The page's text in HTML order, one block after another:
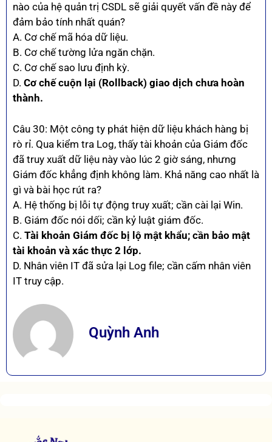
nào của hệ quản trị CSDL sẽ giải quyết vấn đề này để
đảm bảo tính nhất quán?
A. Cơ chế mã hóa dữ liệu.
B. Cơ chế tường lửa ngăn chặn.
C. Cơ chế sao lưu định kỳ.
D. Cơ chế cuộn lại (Rollback) giao dịch chưa hoàn
thành.
Câu 30: Một công ty phát hiện dữ liệu khách hàng bị
rò rỉ. Qua kiểm tra Log, thấy tài khoản của Giám đốc
đã truy xuất dữ liệu này vào lúc 2 giờ sáng, nhưng
Giám đốc khẳng định không làm. Khả năng cao nhất là
gì và bài học rút ra?
A. Hệ thống bị lỗi tự động truy xuất; cần cài lại Win.
B. Giám đốc nói dối; cần kỷ luật giám đốc.
C. Tài khoản Giám đốc bị lộ mật khẩu; cần bảo mật
tài khoản và xác thực 2 lớp.
D. Nhân viên IT đã sửa lại Log file; cần cấm nhân viên
IT truy cập.
Quỳnh Anh